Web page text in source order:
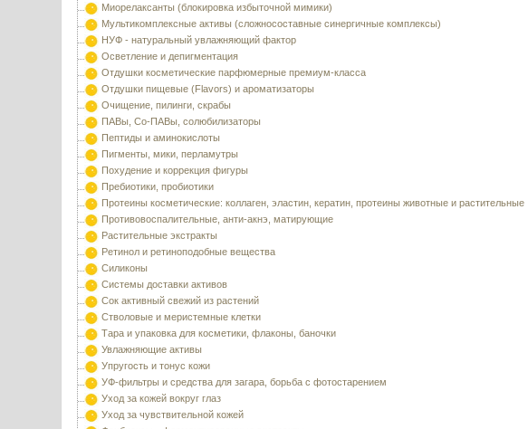
Миорелаксанты (блокировка избыточной мимики)
Мультикомплексные активы (сложносоставные синергичные комплексы)
НУФ - натуральный увлажняющий фактор
Осветление и депигментация
Отдушки косметические парфюмерные премиум-класса
Отдушки пищевые (Flavors) и ароматизаторы
Очищение, пилинги, скрабы
ПАВы, Со-ПАВы, солюбилизаторы
Пептиды и аминокислоты
Пигменты, мики, перламутры
Похудение и коррекция фигуры
Пребиотики, пробиотики
Протеины косметические: коллаген, эластин, кератин, протеины животные и растительные
Противовоспалительные, анти-акнэ, матирующие
Растительные экстракты
Ретинол и ретиноподобные вещества
Силиконы
Системы доставки активов
Сок активный свежий из растений
Стволовые и меристемные клетки
Тара и упаковка для косметики, флаконы, баночки
Увлажняющие активы
Упругость и тонус кожи
УФ-фильтры и средства для загара, борьба с фотостарением
Уход за кожей вокруг глаз
Уход за чувствительной кожей